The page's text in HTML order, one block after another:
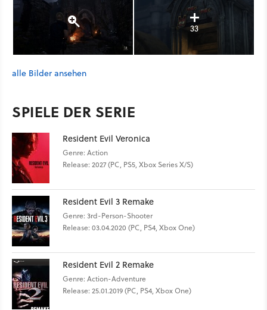
33
alle Bilder ansehen
SPIELE DER SERIE
Resident Evil Veronica
Genre: Action
Release: 2027 (PC, PS5, Xbox Series X/S)
Resident Evil 3 Remake
Genre: 3rd-Person-Shooter
Release: 03.04.2020 (PC, PS4, Xbox One)
Resident Evil 2 Remake
Genre: Action-Adventure
Release: 25.01.2019 (PC, PS4, Xbox One)